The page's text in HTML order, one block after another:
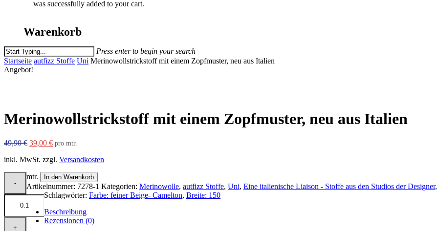
was successfully added to your cart.
Warenkorb
Press enter to begin your search
Close
Search
Startseite autfizz Stoffe Uni Merinowollstrickstoff mit einem Zopfmuster, neu aus Italien
Angebot!
Merinowollstrickstoff mit einem Zopfmuster, neu aus Italien
49,90€ Ursprünglicher
war:
39,00 €Aktueller
ist:
pro mtr.
inkl. MwSt. zzgl. Versandkosten
mtr. In den Warenkorb
Artikelnummer: 7278-1 Kategorien: Merinowolle, autfizz Stoffe, Uni, Eine italienische Liaison - Stoffe aus den Studios der Designer,
Schlagwörter: Farbe: feiner Beige- Camelton, Breite: 150
Beschreibung
Rezensionen (0)